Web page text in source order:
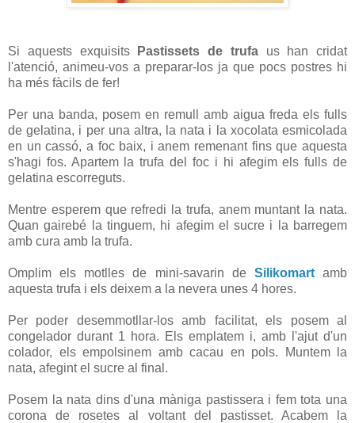
Si aquests exquisits Pastissets de trufaus han cridat
l'atenció, animeu-vos a preparar-los ja que pocs postres hi
ha més fàcils de fer!
Per una banda, posem en remull amb aigua freda els fulls
de gelatina, i per una altra, la nata i la xocolata esmicolada
en un cassó, a foc baix, i anem remenant fins que aquesta
s'hagi fos. Apartem la trufa del foc i hi afegim els fulls de
gelatina escorreguts.
Mentre esperem que refredi la trufa, anem muntant la nata.
Quan gairebé la tinguem, hi afegim el sucre i la barregem
amb cura amb la trufa.
Omplim els motlles de mini-savarin de Silikomartamb
aquesta trufa i els deixem a la nevera unes 4 hores.
Per poder desemmotllar-los amb facilitat, els posem al
congelador durant 1 hora. Els emplatem i, amb l'ajut d'un
colador, els empolsinem amb cacau en pols. Muntem la
nata, afegint el sucre al final.
Posem la nata dins d'una màniga pastissera i fem tota una
corona de rosetes al voltant del pastisset. Acabem la